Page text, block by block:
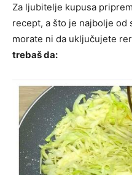
Za ljubitelje kupusa
recept, a što je najbolje od
morate ni da uključujete
trebaš da: